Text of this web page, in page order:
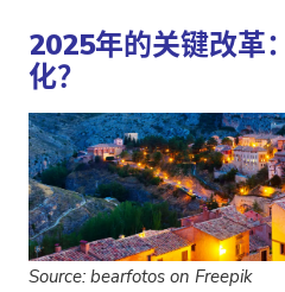
2025年的关键改革
化？
Source: bearfotos on Freepik